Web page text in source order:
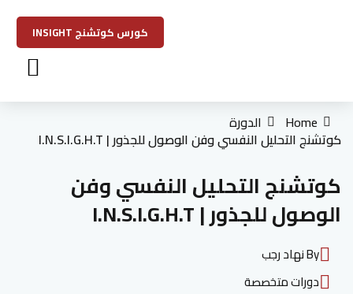
كورس كوتشنج INSIGHT
Home الدورة
كوتشنج التحليل النفسي وفن الوصول للجذور | I.N.S.I.G.H.T
كوتشنج التحليل النفسي وفن
الوصول للجذور | I.N.S.I.G.H.T
By نهاد رجب
دورات متخصصة